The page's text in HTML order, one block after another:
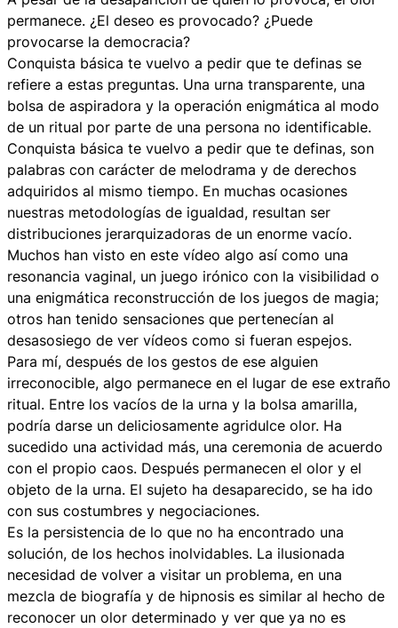
permanece. ¿El deseo es provocado? ¿Puede
provocarse la democracia?
Conquista básica te vuelvo a pedir que te definas se
refiere a estas preguntas. Una urna transparente, una
bolsa de aspiradora y la operación enigmática al modo
de un ritual por parte de una persona no identificable.
Conquista básica te vuelvo a pedir que te definas, son
palabras con carácter de melodrama y de derechos
adquiridos al mismo tiempo. En muchas ocasiones
nuestras metodologías de igualdad, resultan ser
distribuciones jerarquizadoras de un enorme vacío.
Muchos han visto en este vídeo algo así como una
resonancia vaginal, un juego irónico con la visibilidad o
una enigmática reconstrucción de los juegos de magia;
otros han tenido sensaciones que pertenecían al
desasosiego de ver vídeos como si fueran espejos.
Para mí, después de los gestos de ese alguien
irreconocible, algo permanece en el lugar de ese extraño
ritual. Entre los vacíos de la urna y la bolsa amarilla,
podría darse un deliciosamente agridulce olor. Ha
sucedido una actividad más, una ceremonia de acuerdo
con el propio caos. Después permanecen el olor y el
objeto de la urna. El sujeto ha desaparecido, se ha ido
con sus costumbres y negociaciones.
Es la persistencia de lo que no ha encontrado una
solución, de los hechos inolvidables. La ilusionada
necesidad de volver a visitar un problema, en una
mezcla de biografía y de hipnosis es similar al hecho de
reconocer un olor determinado y ver que ya no es